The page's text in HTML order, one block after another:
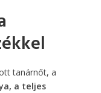
tanárnőt, a
a teljes